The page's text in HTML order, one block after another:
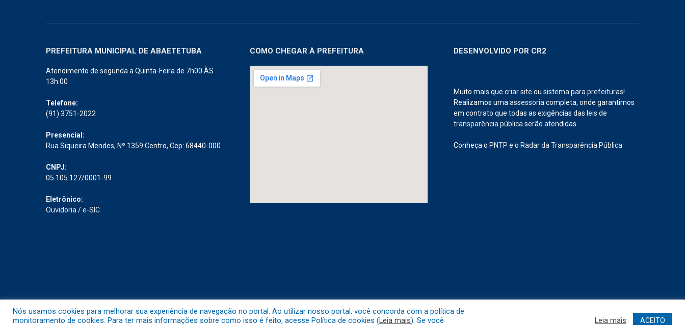
PREFEITURA MUNICIPAL DE ABAETETUBA
Atendimento de segunda a Quinta-Feira de 7h00 ÀS
13h:00
Telefone:
(91) 3751-2022
Presencial:
Rua Siqueira Mendes, Nº 1359 Centro, Cep: 68440-000
CNPJ:
05.105.127/0001-99
Eletrônico:
Ouvidoria /e-SIC
COMO CHEGAR À PREFEITURA DESENVOLVIDO POR CR2
Muito mais que criar site ou sistema para prefeituras!
Realizamos uma assessoria completa, onde garantimos
em contrato que todas as exigências das leis de
transparência pública serão atendidas.
Conheça o PNTP e o Radar da Transparência Pública
Nós usamos cookies para melhorar sua experiência de navegação no portal. Ao utilizar nosso portal, você concorda com a política de
monitoramento de cookies. Para ter mais informações sobre como isso é feito, acesse Política de cookies (Leia mais). Se você Leia mais ACEITO